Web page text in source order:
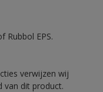
Rubbol EPS.
verwijzen wij
van dit product.